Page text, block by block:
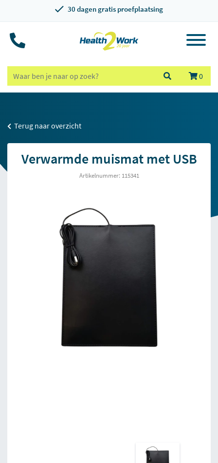
30 dagen gratis proefplaatsing
0
Terug naar overzicht
Verwarmde muismat met USB
Artikelnummer: 115341